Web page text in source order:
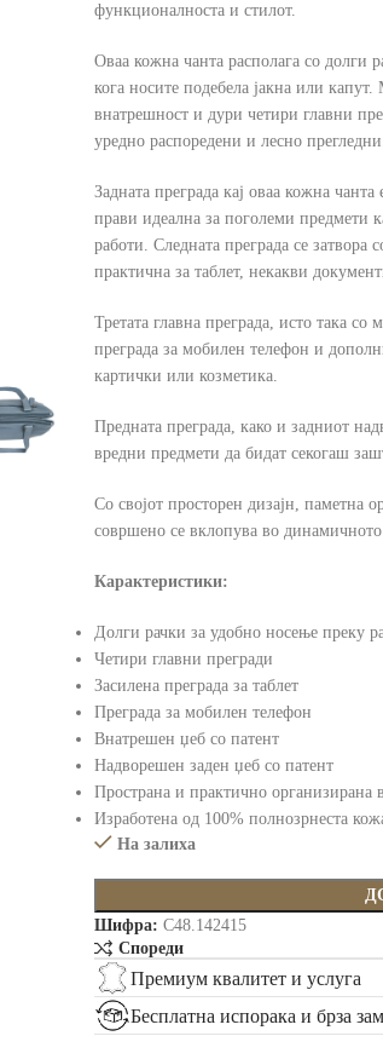
функционалноста и стилот.
Оваа кожна чанта располага со долги
кога носите подебела јакна или
внатрешност и дури четири главни
уредно распоредени и лесно
Задната преграда кај оваа кожна
прави идеална за поголеми предмети
работи. Следната преграда се затвора
практична за таблет, некакви
Третата главна преграда, исто така
преграда за мобилен телефон и
картички или козметика.
Предната преграда, како и задниот
вредни предмети да бидат секогаш
Со својот просторен дизајн, паметна
совршено се вклопува во динамичното
Карактеристики:
Долги рачки за удобно носење преку
Четири главни прегради
Засилена преграда за таблет
Преграда за мобилен телефон
Внатрешен џеб со патент
Надворешен заден џеб со патент
Пространа и практично организирана
Изработена од 100% полнозрнеста
На залиха
Шифра: C48.142415
Спореди
Премиум квалитет и услуга
Бесплатна испорака и брза